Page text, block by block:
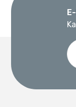
Demiriz
Nora